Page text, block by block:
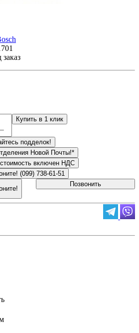
Купить в 1 клик
подделок!
Новой Почты!*
включен НДС
Нужна консультация? Звоните! (099) 738-61-51
Позвонить